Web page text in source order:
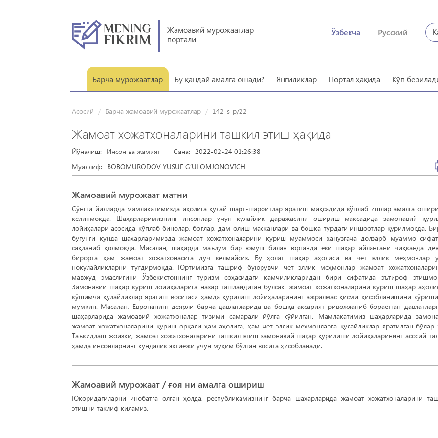
Жамоавий мурожаатлар
портали
Ўзбекча Русский
Барча мурожаатлар Бу қандай амалга ошади? Янгиликлар Портал ҳақида Кўп
Асосий Барча жамоавий мурожаатлар 142-s-p/22
Жамоат хожатхоналарини ташкил этиш ҳақида
Йўналиш: Инсон ва жамият Сана: 2022-02-24 01:26:38
Муаллиф: BOBOMURODOV YUSUF G‘ULOMJONOVICH
Жамоавий мурожаат матни
Сўнгги йилларда мамлакатимизда аҳолига қулай шарт-шароитлар яратиш мақсадида кўплаб ишлар амалга
келинмоқда. Шаҳарларимизнинг инсонлар учун қулайлик даражасини ошириш мақсадида замонавий
лойиҳалари асосида кўплаб бинолар, боғлар, дам олиш масканлари ва бошқа турдаги иншоотлар қурилмоқда.
бугунги кунда шаҳарларимизда жамоат хожатхоналарини қуриш муаммоси ҳанузгача долзарб муаммо
сақланиб қолмоқда. Масалан, шаҳарда маълум бир юмуш билан юрганда ёки шаҳар айлангани чиққанда
бирорта ҳам жамоат хожатхонасига дуч келмайсиз. Бу ҳолат шаҳар аҳолиси ва чет эллик меҳмонлар
ноқулайликларни туғдирмоқда. Юртимизга ташриф буюрувчи чет эллик меҳмонлар жамоат
мавжуд эмаслигини Ўзбекистоннинг туризм соҳасидаги камчиликларидан бири сифатида эътироф
Замонавий шаҳар қуриш лойиҳаларига назар ташлайдиган бўлсак, жамоат хожатхоналарини қуриш шаҳар
қўшимча қулайликлар яратиш воситаси ҳамда қурилиш лойиҳаларининг ажралмас қисми ҳисобланишини
мумкин. Масалан, Европанинг деярли барча давлатларида ва бошқа аксарият ривожланиб бораётган
шаҳарларида жамоавий хожатхоналар тизими самарали йўлга қўйилган. Мамлакатимиз шаҳарларида
жамоат хожатхоналарини қуриш орқали ҳам аҳолига, ҳам чет эллик меҳмонларга қулайликлар яратилган бўлар
Таъкидлаш жоизки, жамоат хожатхоналарини ташкил этиш замонавий шаҳар қурилиши лойиҳаларининг асосий
ҳамда инсонларнинг кундалик эҳтиёжи учун муҳим бўлган восита ҳисобланади.
Жамоавий мурожаат / ғоя ни амалга ошириш
Юқоридагиларни инобатга олган ҳолда, республикамизнинг барча шаҳарларида жамоат хожатхоналарини
этишни таклиф қиламиз.